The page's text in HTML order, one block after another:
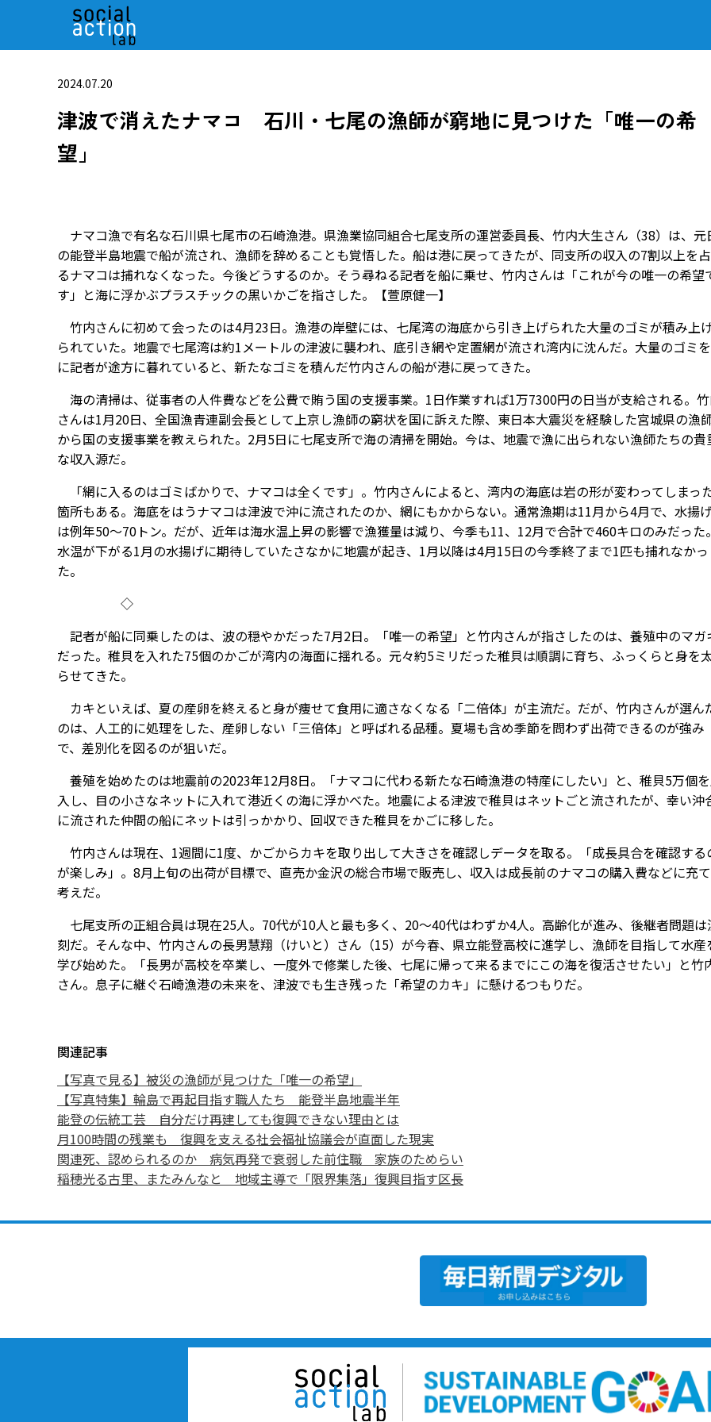
2024.07.20
津波で消えたナマコ 石川・七尾の漁師が窮地に見つけた「唯一の希
望」
ナマコ漁で有名な石川県七尾市の石崎漁港。県漁業協同組合七尾支所の運営委員長、竹内大生さん（38）は、元
の能登半島地震で船が流され、漁師を辞めることも覚悟した。船は港に戻ってきたが、同支所の収入の7割以上を
るナマコは捕れなくなった。今後どうするのか。そう尋ねる記者を船に乗せ、竹内さんは「これが今の唯一の希望
す」と海に浮かぶプラスチックの黒いかごを指さした。【萱原健一】
竹内さんに初めて会ったのは4月23日。漁港の岸壁には、七尾湾の海底から引き上げられた大量のゴミが積み上
られていた。地震で七尾湾は約1メートルの津波に襲われ、底引き網や定置網が流され湾内に沈んだ。大量のゴミ
に記者が途方に暮れていると、新たなゴミを積んだ竹内さんの船が港に戻ってきた。
海の清掃は、従事者の人件費などを公費で賄う国の支援事業。1日作業すれば1万7300円の日当が支給される。
さんは1月20日、全国漁青連副会長として上京し漁師の窮状を国に訴えた際、東日本大震災を経験した宮城県の漁
から国の支援事業を教えられた。2月5日に七尾支所で海の清掃を開始。今は、地震で漁に出られない漁師たちの貴
な収入源だ。
「網に入るのはゴミばかりで、ナマコは全くです」。竹内さんによると、湾内の海底は岩の形が変わってしまっ
箇所もある。海底をはうナマコは津波で沖に流されたのか、網にもかからない。通常漁期は11月から4月で、水揚
は例年50～70トン。だが、近年は海水温上昇の影響で漁獲量は減り、今季も11、12月で合計で460キロのみだった。
水温が下がる1月の水揚げに期待していたさなかに地震が起き、1月以降は4月15日の今季終了まで1匹も捕れなかっ
た。
◇
記者が船に同乗したのは、波の穏やかだった7月2日。「唯一の希望」と竹内さんが指さしたのは、養殖中のマガ
だった。稚貝を入れた75個のかごが湾内の海面に揺れる。元々約5ミリだった稚貝は順調に育ち、ふっくらと身を
らせてきた。
カキといえば、夏の産卵を終えると身が痩せて食用に適さなくなる「二倍体」が主流だ。だが、竹内さんが選ん
のは、人工的に処理をした、産卵しない「三倍体」と呼ばれる品種。夏場も含め季節を問わず出荷できるのが強み
で、差別化を図るのが狙いだ。
養殖を始めたのは地震前の2023年12月8日。「ナマコに代わる新たな石崎漁港の特産にしたい」と、稚貝5万個
入し、目の小さなネットに入れて港近くの海に浮かべた。地震による津波で稚貝はネットごと流されたが、幸い沖
に流された仲間の船にネットは引っかかり、回収できた稚貝をかごに移した。
竹内さんは現在、1週間に1度、かごからカキを取り出して大きさを確認しデータを取る。「成長具合を確認する
が楽しみ」。8月上旬の出荷が目標で、直売か金沢の総合市場で販売し、収入は成長前のナマコの購入費などに充
考えだ。
七尾支所の正組合員は現在25人。70代が10人と最も多く、20～40代はわずか4人。高齢化が進み、後継者問題は
刻だ。そんな中、竹内さんの長男慧翔（けいと）さん（15）が今春、県立能登高校に進学し、漁師を目指して水産
学び始めた。「長男が高校を卒業し、一度外で修業した後、七尾に帰って来るまでにこの海を復活させたい」と竹
さん。息子に継ぐ石崎漁港の未来を、津波でも生き残った「希望のカキ」に懸けるつもりだ。
関連記事
【写真で見る】被災の漁師が見つけた「唯一の希望」
【写真特集】輪島で再起目指す職人たち 能登半島地震半年
能登の伝統工芸 自分だけ再建しても復興できない理由とは
月100時間の残業も 復興を支える社会福祉協議会が直面した現実
関連死、認められるのか 病気再発で衰弱した前住職 家族のためらい
稲穂光る古里、またみんなと 地域主導で「限界集落」復興目指す区長